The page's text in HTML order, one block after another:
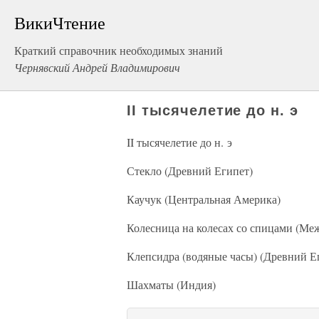
ВикиЧтение
Краткий справочник необходимых знаний
Чернявский Андрей Владимирович
II тысячелетие до н. э
II тысячелетие до н. э
Стекло (Древний Египет)
Каучук (Центральная Америка)
Колесница на колесах со спицами
Клепсидра (водяные часы) (Древний
Шахматы (Индия)